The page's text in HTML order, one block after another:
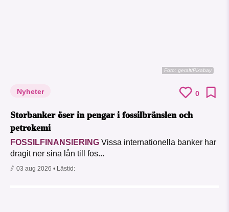
Foto: geralt/Pixabay
Nyheter 0
Storbanker öser in pengar i fossilbränslen och
petrokemi
FOSSILFINANSIERING Vissa internationella banker har
dragit ner sina lån till fos...
03 aug 2026 • Lästid: